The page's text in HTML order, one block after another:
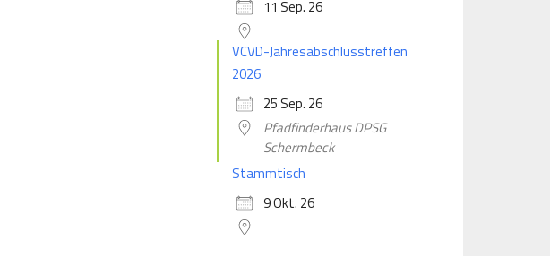
11 Sep. 26
VCVD-Jahresabschlusstreffen
2026
25 Sep. 26
Pfadfinderhaus DPSG
Schermbeck
Stammtisch
9 Okt. 26